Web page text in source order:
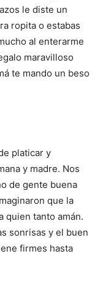
le diste un
ropita o estabas
al enterarme
maravilloso
te mando un beso
platicar y
y madre. Nos
de gente buena
que la
quien tanto amán.
sonrisas y el buen
firmes hasta